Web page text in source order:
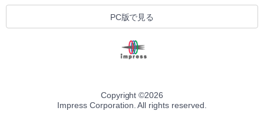
PC版で見る
Copyright ©2026
Impress Corporation. All rights reserved.